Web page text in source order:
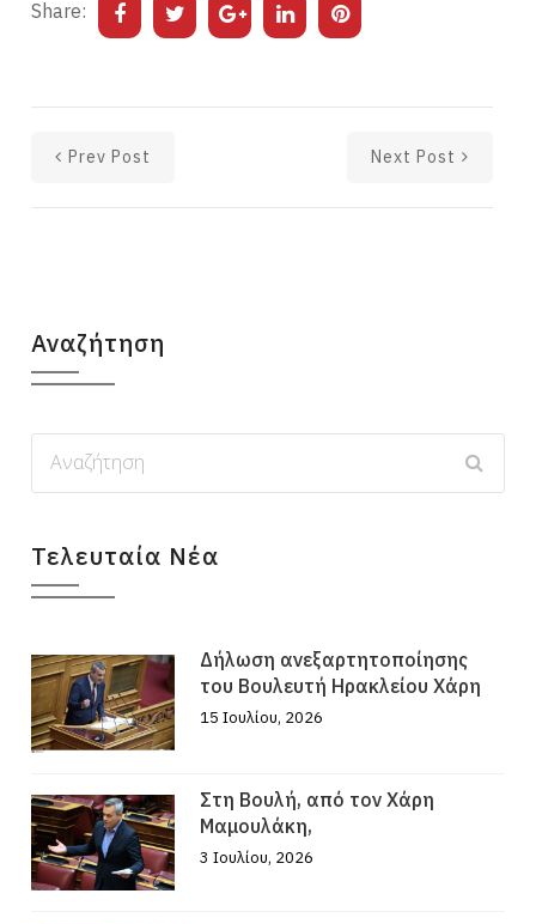
Share:
Prev Post Next Post
Αναζήτηση
Τελευταία Νέα
Δήλωση ανεξαρτητοποίησης
του Βουλευτή Ηρακλείου Χάρη
15 Ιουλίου, 2026
Στη Βουλή, από τον Χάρη
Μαμουλάκη,
3 Ιουλίου, 2026